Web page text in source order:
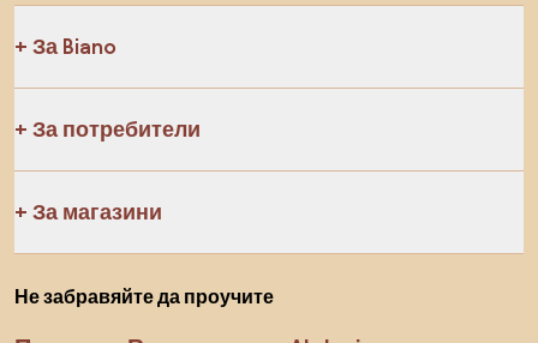
За Biano
За потребители
За магазини
Не забравяйте да проучите